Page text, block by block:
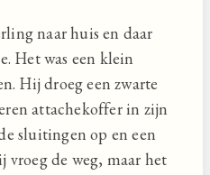
naar huis en daar
Het was een klein
Hij droeg een zwarte
attachekoffer in zijn
sluitingen op en een
de weg, maar het